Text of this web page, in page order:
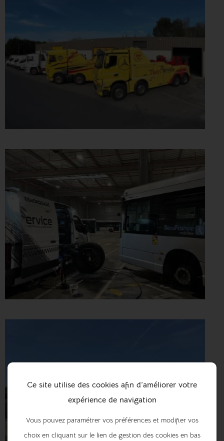
Ce site utilise des cookies afin d’améliorer votre
expérience de navigation
Vous pouvez paramétrer vos préférences et modifier vos
choix en cliquant sur le lien de gestion des cookies en bas